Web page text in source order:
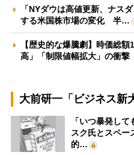
「NYダウは高値更新、ナス
する米国株市場の変化 半…
【歴史的な爆騰劇】時価総
高」「制限値幅拡大」の衝
大前研一「ビジネス新
「いつ暴発し
スク氏とスペー
的…